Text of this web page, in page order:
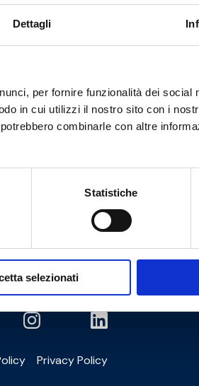
Dettagli
per fornire funzionalità dei social
in cui utilizzi il nostro sito con i
combinarle con altre
Statistiche
selezionati
100
Sie Hilfe?
Privacy Policy